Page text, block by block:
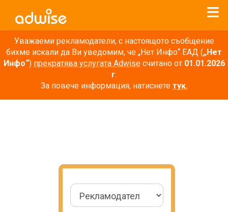
Уважаеми рекламодатели, с настоящото съобщение
бихме искали да Ви уведомим, че „Нет Инфо“ ЕАД („Нет
Инфо“) прекратява услугата Adwiseсчитано от 01.01.2026
г.
За повече информация, натиснете тук.